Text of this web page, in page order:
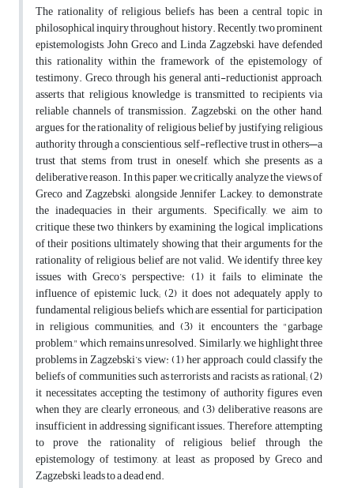
The rationality of religious beliefs has been a central topic in
philosophical inquiry throughout history. Recently, two prominent
epistemologists, John Greco and Linda Zagzebski, have defended
this rationality within the framework of the epistemology of
testimony. Greco, through his general anti-reductionist approach,
asserts that religious knowledge is transmitted to recipients via
reliable channels of transmission. Zagzebski, on the other hand,
argues for the rationality of religious belief by justifying religious
authority through a conscientious, self-reflective trust in others—a
trust that stems from trust in oneself, which she presents as a
deliberative reason. In this paper, we critically analyze the views of
Greco and Zagzebski, alongside Jennifer Lackey, to demonstrate
the inadequacies in their arguments. Specifically, we aim to
critique these two thinkers by examining the logical implications
of their positions, ultimately showing that their arguments for the
rationality of religious belief are not valid. We identify three key
issues with Greco’s perspective: (1) it fails to eliminate the
influence of epistemic luck; (2) it does not adequately apply to
fundamental religious beliefs, which are essential for participation
in religious communities; and (3) it encounters the "garbage
problem," which remains unresolved. Similarly, we highlight three
problems in Zagzebski’s view: (1) her approach could classify the
beliefs of communities such as terrorists and racists as rational; (2)
it necessitates accepting the testimony of authority figures even
when they are clearly erroneous; and (3) deliberative reasons are
insufficient in addressing significant issues. Therefore, attempting
to prove the rationality of religious belief through the
epistemology of testimony, at least as proposed by Greco and
Zagzebski, leads to a dead end.